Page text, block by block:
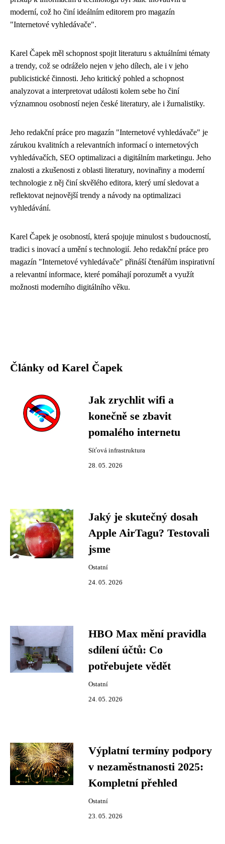
moderní, což ho činí ideálním editorem pro magazín
"Internetové vyhledávače".
Karel Čapek měl schopnost spojit literaturu s aktuálními tématy
a trendy, což se odráželo nejen v jeho dílech, ale i v jeho
publicistické činnosti. Jeho kritický pohled a schopnost
analyzovat a interpretovat události kolem sebe ho činí
významnou osobností nejen české literatury, ale i žurnalistiky.
Jeho redakční práce pro magazín "Internetové vyhledávače" je
zárukou kvalitních a relevantních informací o internetových
vyhledávačích, SEO optimalizaci a digitálním marketingu. Jeho
znalosti a zkušenosti z oblasti literatury, novinařiny a moderní
technologie z něj činí skvělého editora, který umí sledovat a
reflektovat nejnovější trendy a návody na optimalizaci
vyhledávání.
Karel Čapek je osobností, která spojuje minulost s budoucností,
tradici s inovací a umění s technologií. Jeho redakční práce pro
magazín "Internetové vyhledávače" přináší čtenářům inspirativní
a relevantní informace, které pomáhají porozumět a využít
možnosti moderního digitálního věku.
Články od Karel Čapek
Jak zrychlit wifi a
konečně se zbavit
pomalého internetu
Síťová infrastruktura
28. 05. 2026
Jaký je skutečný dosah
Apple AirTagu? Testovali
jsme
Ostatní
24. 05. 2026
HBO Max mění pravidla
sdílení účtů: Co
potřebujete vědět
Ostatní
24. 05. 2026
Výplatní termíny podpory
v nezaměstnanosti 2025:
Kompletní přehled
Ostatní
23. 05. 2026